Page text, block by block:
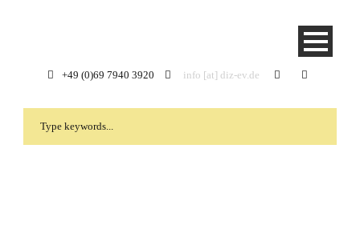
+49 (0)69 7940 3920 info [at] diz-ev.de